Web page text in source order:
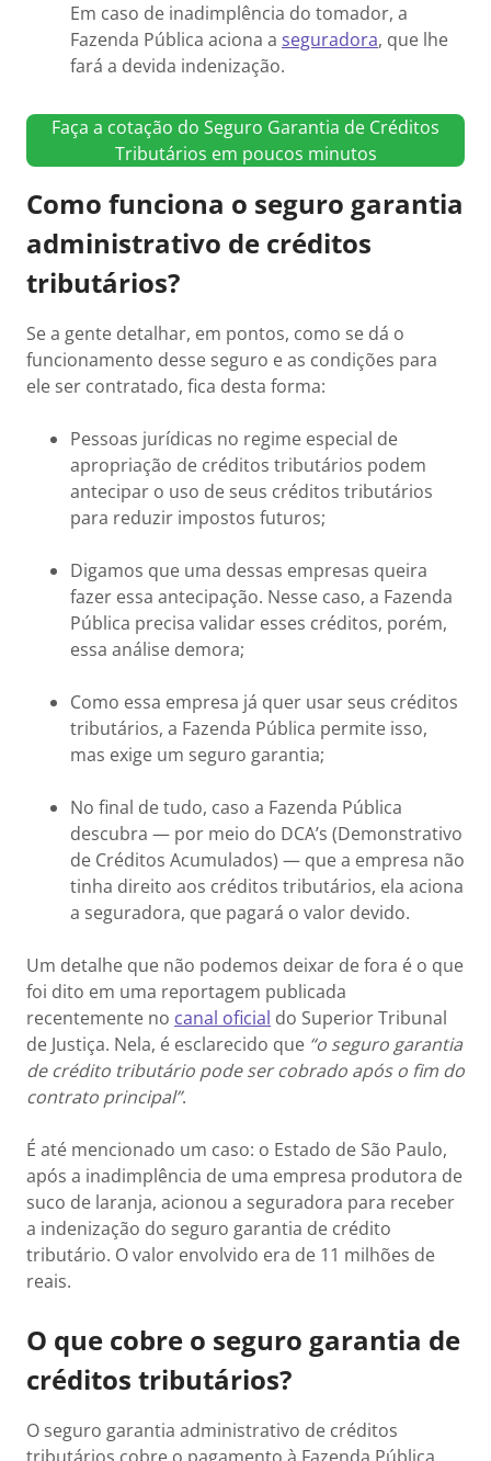
Em caso de inadimplência do tomador, a
Fazenda Pública aciona a seguradora, que lhe
fará a devida indenização.
Faça a cotação do Seguro Garantia de Créditos
Tributários em poucos minutos
Como funciona o seguro garantia
administrativo de créditos
tributários?
Se a gente detalhar, em pontos, como se dá o
funcionamento desse seguro e as condições para
ele ser contratado, fica desta forma:
Pessoas jurídicas no regime especial de
apropriação de créditos tributários podem
antecipar o uso de seus créditos tributários
para reduzir impostos futuros;
Digamos que uma dessas empresas queira
fazer essa antecipação. Nesse caso, a Fazenda
Pública precisa validar esses créditos, porém,
essa análise demora;
Como essa empresa já quer usar seus créditos
tributários, a Fazenda Pública permite isso,
mas exige um seguro garantia;
No final de tudo, caso a Fazenda Pública
descubra — por meio do DCA’s (Demonstrativo
de Créditos Acumulados) — que a empresa não
tinha direito aos créditos tributários, ela aciona
a seguradora, que pagará o valor devido.
Um detalhe que não podemos deixar de fora é o que
foi dito em uma reportagem publicada
recentemente no canal oficial do Superior Tribunal
de Justiça. Nela, é esclarecido que “o seguro garantia
de crédito tributário pode ser cobrado após o fim do
contrato principal”.
É até mencionado um caso: o Estado de São Paulo,
após a inadimplência de uma empresa produtora de
suco de laranja, acionou a seguradora para receber
a indenização do seguro garantia de crédito
tributário. O valor envolvido era de 11 milhões de
reais.
O que cobre o seguro garantia de
créditos tributários?
O seguro garantia administrativo de créditos